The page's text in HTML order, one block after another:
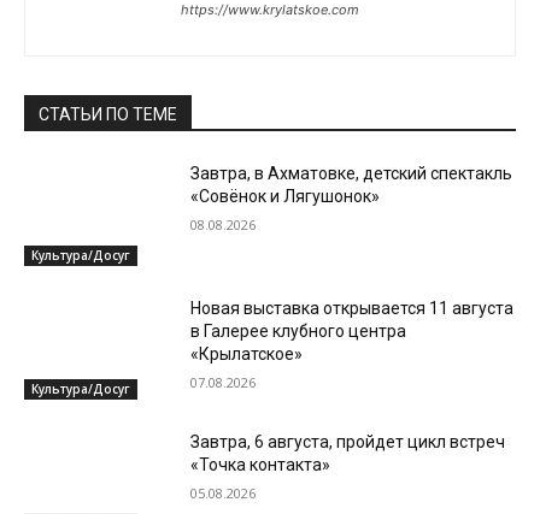
https://www.krylatskoe.com
СТАТЬИ ПО ТЕМЕ
Культура/Досуг
Завтра, в Ахматовке, детский спектакль
«Совёнок и Лягушонок»
08.08.2026
Культура/Досуг
Новая выставка открывается 11 августа
в Галерее клубного центра
«Крылатское»
07.08.2026
Завтра, 6 августа, пройдет цикл встреч
«Точка контакта»
05.08.2026